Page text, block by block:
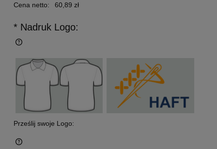
Cena netto:
60,89 zł
* Nadruk Logo:
Prześlij swoje Logo: